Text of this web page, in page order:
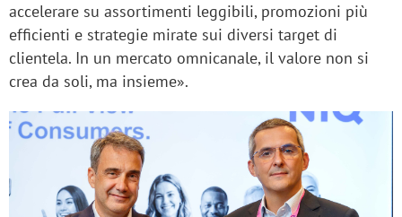
accelerare su assortimenti leggibili, promozioni più
efficienti e strategie mirate sui diversi target di
clientela. In un mercato omnicanale, il valore non si
crea da soli, ma insieme».